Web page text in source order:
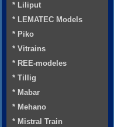
* Liliput
* LEMATEC Models
* Piko
* Vitrains
* REE-modeles
* Tillig
* Mabar
* Mehano
* Mistral Train